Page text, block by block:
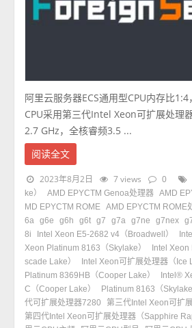
阿里云服务器ECS通用型CPU内存比
CPU采用第三代Intel Xeon可扩展处理
2.7 GHz，全核睿频3.5 ...
阅读全文
2023年8月2日 7 views 0
ke）
AMD EPYCTM Genoa处理器 AMD
MD EPYCTM ROME AMD EPYCTM ROME
6a g6e g6h g6t g7 g7a g7ne g7nex
8i
Intel Xeon E5-2682 v4（Broadwell）
Xeon Platinum 8163（Skylake）
Intel
scade Lake）
Intel Xeon可扩展处理器（Ice
Platinum 8369HB（Cooper Lake）
Intel®
C（Cooper Lake）
Platinum 8163（Skylake
代可扩展处理器7280
第三代Intel Xeon可扩
第四代Intel Xeon可扩展处理器（Sapphire